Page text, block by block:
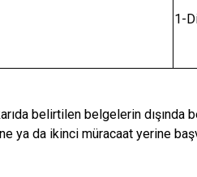
1-
belirtilen belgelerin dışında
ya da ikinci müracaat yerine